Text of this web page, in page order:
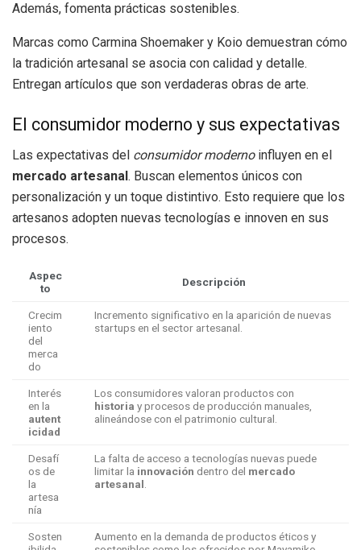
Además, fomenta prácticas sostenibles.
Marcas como Carmina Shoemaker y Koio demuestran cómo
la tradición artesanal se asocia con calidad y detalle.
Entregan artículos que son verdaderas obras de arte.
El consumidor moderno y sus expectativas
Las expectativas del consumidor modernoinfluyen en el
mercado artesanal . Buscan elementos únicos con
personalización y un toque distintivo. Esto requiere que los
artesanos adopten nuevas tecnologías e innoven en sus
procesos.
Aspec
to
Descripción
Crecim
iento
del
merca
do
Incremento significativo en la aparición de nuevas
startups en el sector artesanal.
Interés
en la
autent
icidad
Los consumidores valoran productos con
historia y procesos de producción manuales,
alineándose con el patrimonio cultural.
Desafí
os de
la
artesa
nía
La falta de acceso a tecnologías nuevas puede
limitar la innovación dentro del mercado
artesanal.
Sosten
Aumento en la demanda de productos éticos y